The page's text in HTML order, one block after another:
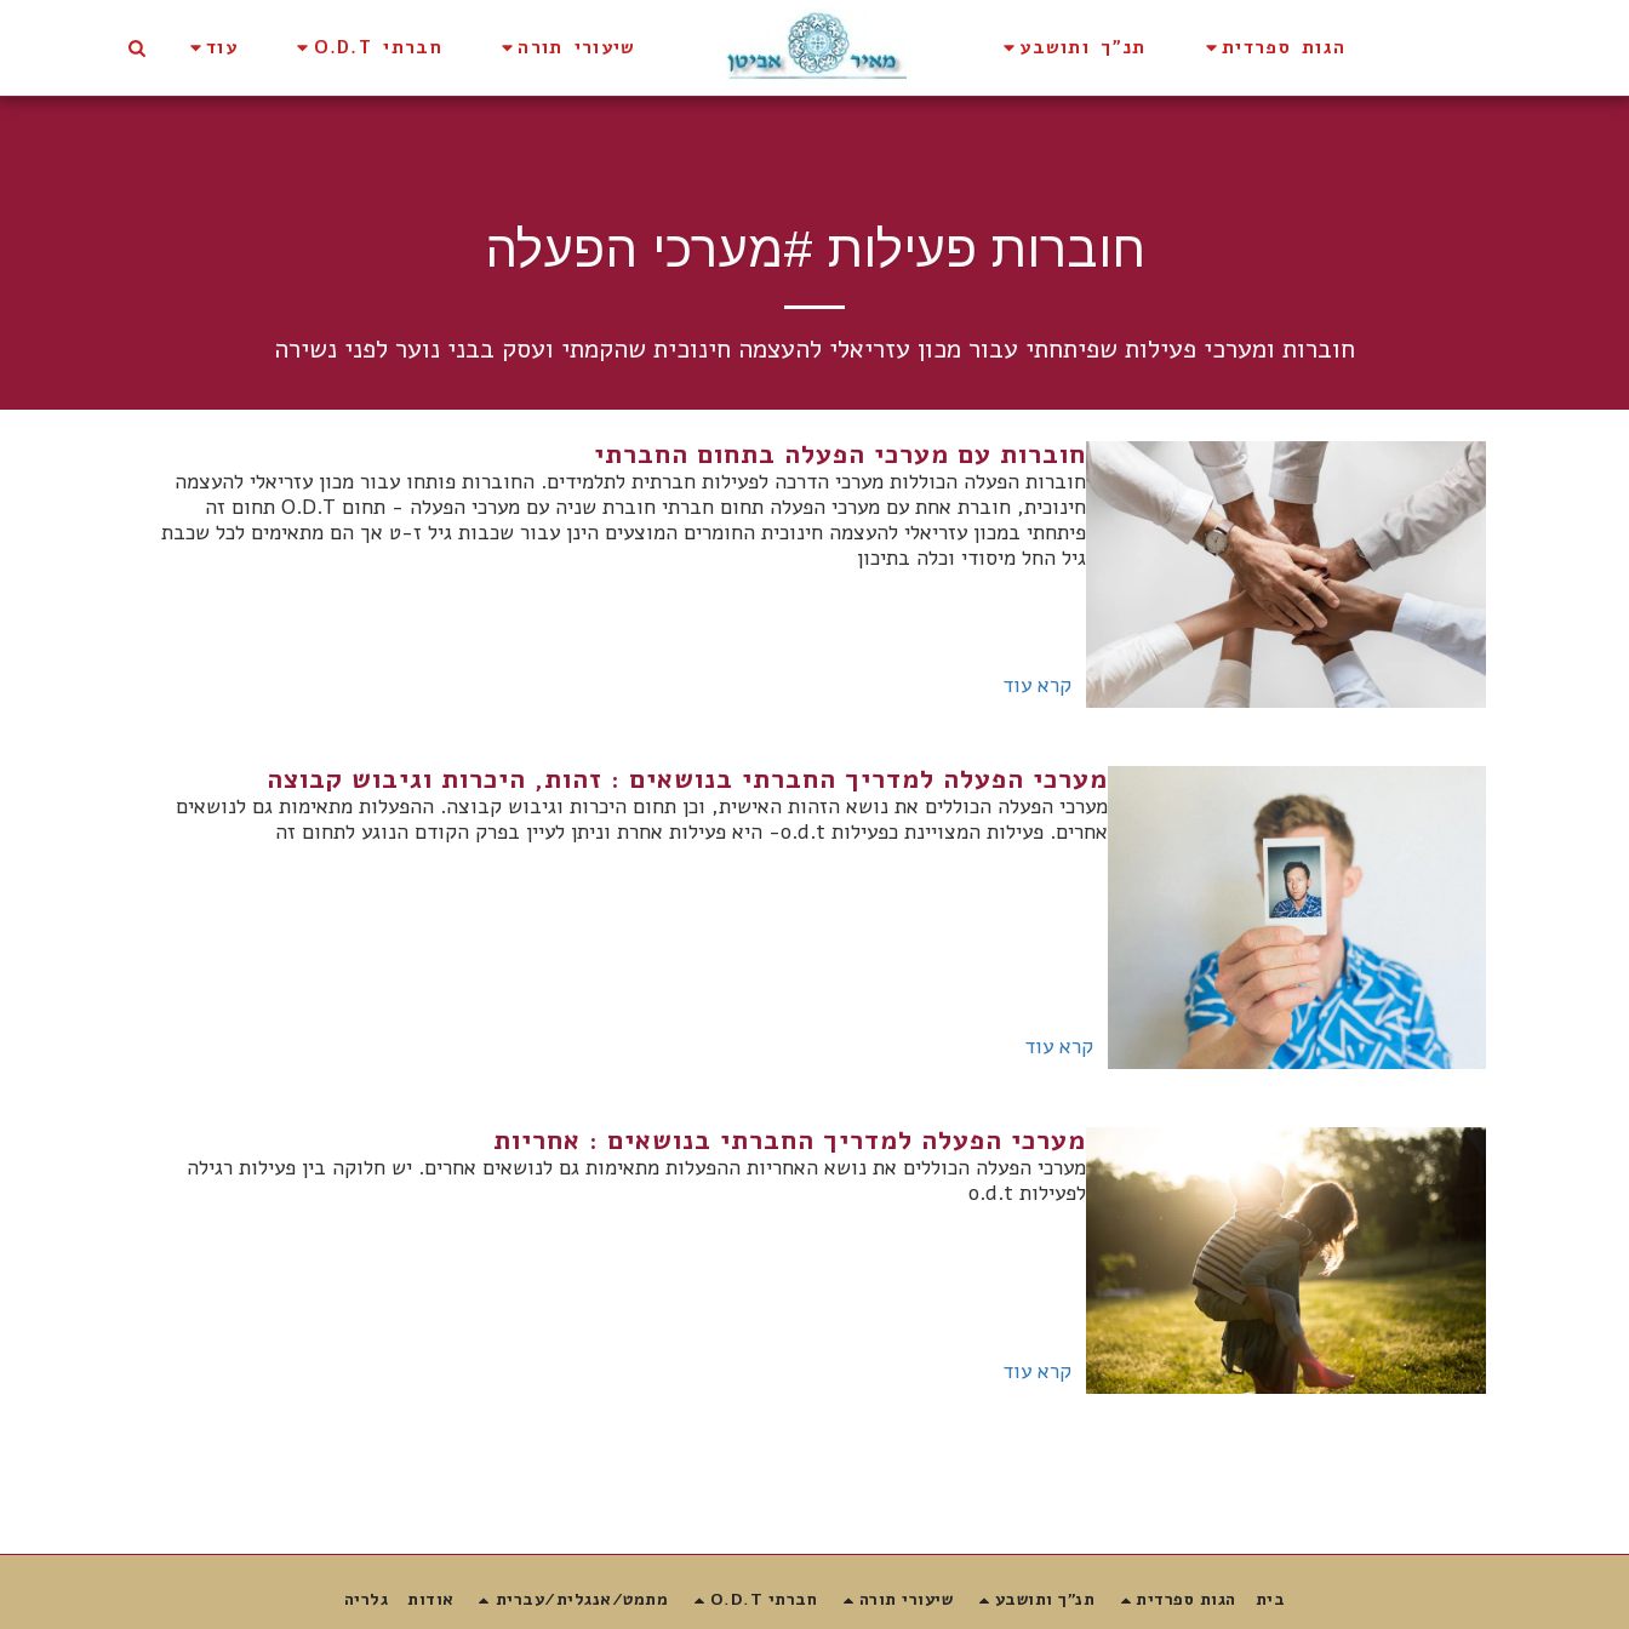
הגות ספרדית תנ"ך ותושבע שיעורי תורה חברתי O.D.T עוד
חוברות פעילות #מערכי הפעלה
חוברות ומערכי פעילות שפיתחתי עבור מכון עזריאלי להעצמה חינוכית שהקמתי ועסק בבני נוער לפני נשירה
חוברות עם מערכי הפעלה בתחום החברתי
חוברות הפעלה הכוללות מערכי הדרכה לפעילות חברתית לתלמידים. החוברות פותחו עבור מכון עזריאלי להעצמה
חינוכית, חוברת אחת עם מערכי הפעלה תחום חברתי חוברת שניה עם מערכי הפעלה - תחום O.D.T תחום זה
פיתחתי במכון עזריאלי להעצמה חינוכית החומרים המוצעים הינן עבור שכבות גיל ז-ט אך הם מתאימים לכל שכבת
גיל החל מיסודי וכלה בתיכון
קרא עוד
מערכי הפעלה למדריך החברתי בנושאים : זהות, היכרות וגיבוש קבוצה
מערכי הפעלה הכוללים את נושא הזהות האישית, וכן תחום היכרות וגיבוש קבוצה. ההפעלות מתאימות גם לנושאים
אחרים. פעילות המצויינת כפעילות o.d.t- היא פעילות אחרת וניתן לעיין בפרק הקודם הנוגע לתחום זה
קרא עוד
מערכי הפעלה למדריך החברתי בנושאים : אחריות
מערכי הפעלה הכוללים את נושא האחריות ההפעלות מתאימות גם לנושאים אחרים. יש חלוקה בין פעילות רגילה
לפעילות o.d.t
קרא עוד
בית הגות ספרדית תנ"ך ותושבע שיעורי תורה חברתי O.D.T מתמט/אנגלית/עברית אודות גלריה